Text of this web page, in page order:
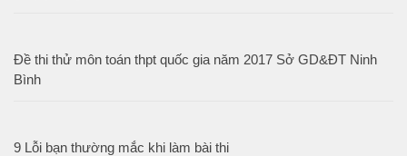
Đề thi thử môn toán thpt quốc gia năm 2017 Sở GD&ĐT Ninh
Bình
9 Lỗi bạn thường mắc khi làm bài thi